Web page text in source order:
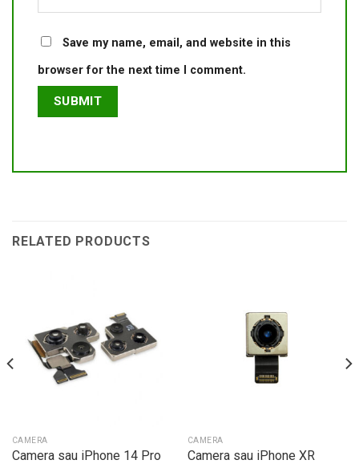
Save my name, email, and website in this
browser for the next time I comment.
RELATED PRODUCTS
CAMERA
Camera sau iPhone 14 Pro
CAMERA
Camera sau iPhone XR